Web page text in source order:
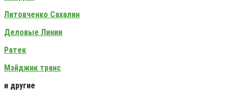
Литовченко Сахалин
Деловые Линии
Ратек
Мэйджик транс
и другие